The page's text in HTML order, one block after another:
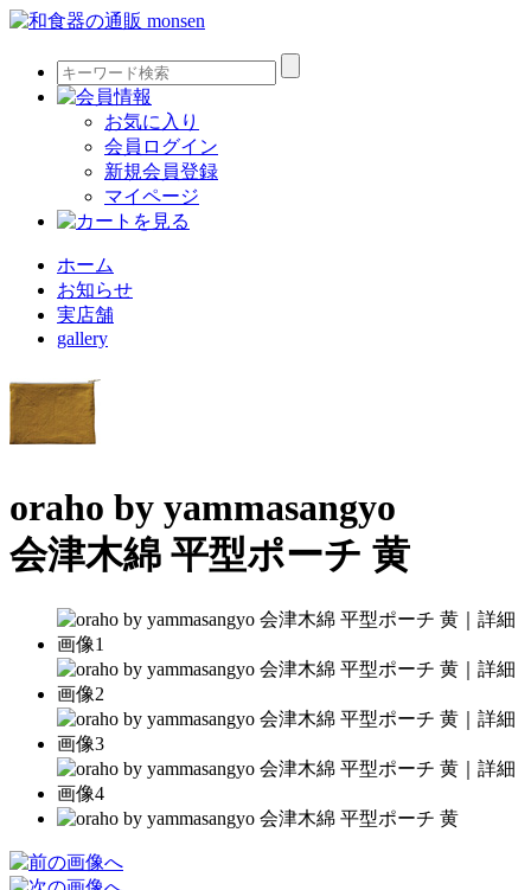
お気に入り
会員ログイン
新規会員登録
マイページ
ホーム
お知らせ
実店舗
gallery
oraho by yammasangyo
会津木綿 平型ポーチ 黄